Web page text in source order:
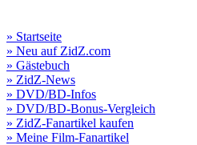
» Startseite
» Neu auf ZidZ.com
» Gästebuch
» ZidZ-News
» DVD/BD-Infos
» DVD/BD-Bonus-Vergleich
» ZidZ-Fanartikel kaufen
» Meine Film-Fanartikel